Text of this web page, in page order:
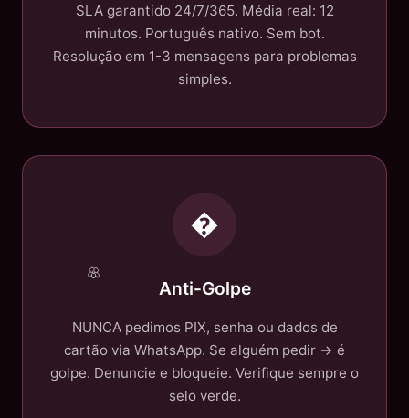
SLA garantido 24/7/365. Média real: 12
minutos. Português nativo. Sem bot.
Resolução em 1-3 mensagens para problemas
simples.
�
Anti-Golpe
NUNCA pedimos PIX, senha ou dados de
cartão via WhatsApp. Se alguém pedir → é
golpe. Denuncie e bloqueie. Verifique sempre o
selo verde.